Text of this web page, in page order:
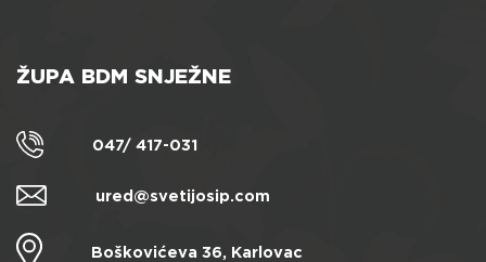
ŽUPA BDM SNJEŽNE
047/ 417-031
ured@svetijosip.com
Boškovićeva 36, Karlovac